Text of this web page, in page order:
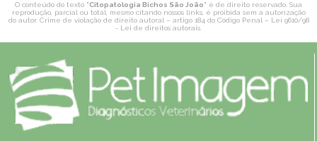
O conteúdo do texto "Citopatologia Bichos São João" é de direito reservado. Sua
reprodução, parcial ou total, mesmo citando nossos links, é proibida sem a autorização
do autor. Crime de violação de direito autoral – artigo 184 do Código Penal – Lei 9610/98
- Lei de direitos autorais